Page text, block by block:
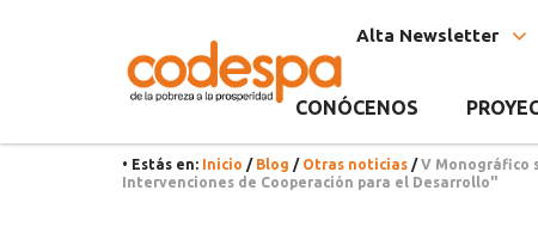
Alta Newsletter
CONÓCENOS
• Estás en: Inicio / Blog / Otras noticias / V Monográfico
Intervenciones de Cooperación para el Desarrollo"